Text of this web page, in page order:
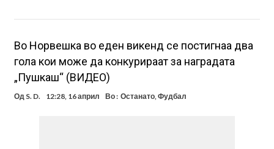
Во Норвешка во еден викенд се постигнаа два
гола кои може да конкурираат за наградата
„Пушкаш“ (ВИДЕО)
Од S. D. 12:28, 16 април Во : Останато,Фудбал